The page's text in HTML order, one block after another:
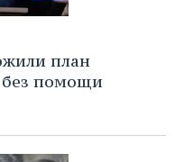
план
без помощи